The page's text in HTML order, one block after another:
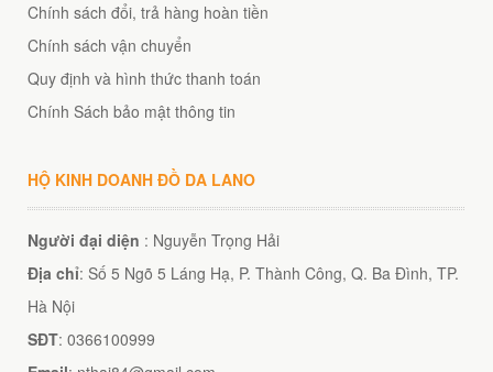
Chính sách đổi, trả hàng hoàn tiền
Chính sách vận chuyển
Quy định và hình thức thanh toán
Chính Sách bảo mật thông tin
HỘ KINH DOANH ĐỒ DA LANO
Người đại diện : Nguyễn Trọng Hải
Địa chỉ: Số 5 Ngõ 5 Láng Hạ, P. Thành Công, Q. Ba Đình, TP.
Hà Nội
SĐT: 0366100999